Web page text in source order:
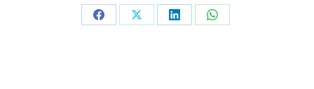
Share Share Share Share